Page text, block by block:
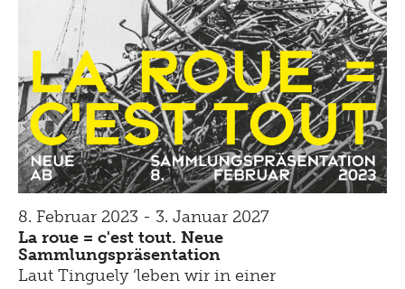
8. Februar 2023 - 3. Januar 2027
La roue = c'est tout. Neue
Sammlungspräsentation
Laut Tinguely ‘leben wir in einer